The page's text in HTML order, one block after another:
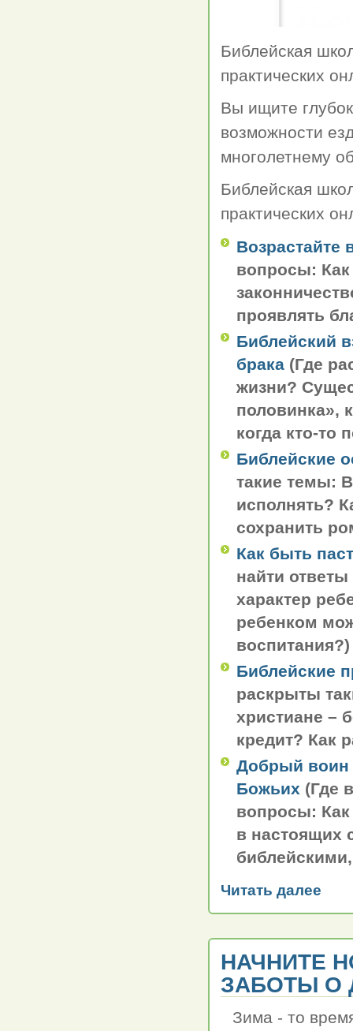
Библейская
практических
Вы ищите
возможности
многолетнему
Библейская
практических
Возрастайте
вопросы: Как
проявлять
Библейский
брака (Где
жизни?
половинка»,
когда кто-то
Библейские
такие темы:
исполнять?
сохранить
Как быть
найти
характер
ребенком
воспитания?)
Библейские
раскрыты
христиане –
кредит? Как
Добрый воин
Божьих (Где
вопросы: Как
в настоящих
Читать далее
НАЧНИТЕ
ЗАБОТЫ О
Зима - то